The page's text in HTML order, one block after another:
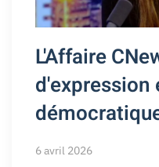
L'Affaire
6 avril 2026